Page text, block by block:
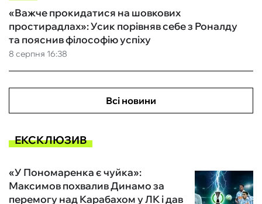
8 серпня 16:38
«Важче прокидатися на шовкових
простирадлах»: Усик порівняв себе з Роналду
та пояснив філософію успіху
Всі новини
ЕКСКЛЮЗИВ
«У Пономаренка є чуйка»:
Максимов похвалив Динамо за
перемогу над Карабахом у ЛК і дав